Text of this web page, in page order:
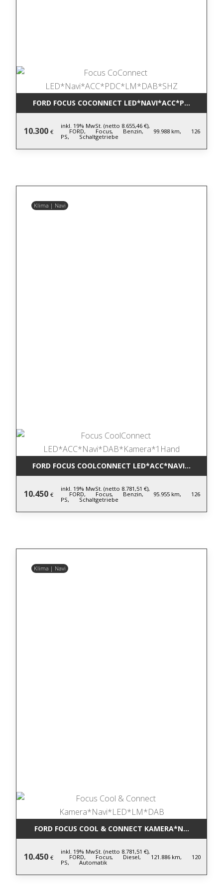
FORD FOCUS COCONNECT
10.300 €
inkl. 19% MwSt. (netto 8.655,46 €),
FORD, Focus, Benzin, 99.988 km, 126
PS, Schaltgetriebe
Klima | Navi
FORD FOCUS COOLCONNECT
10.450 €
inkl. 19% MwSt. (netto 8.781,51 €),
FORD, Focus, Benzin, 95.955 km, 126
PS, Schaltgetriebe
Klima | Navi
FORD FOCUS COOL & CONNECT
10.450 €
inkl. 19% MwSt. (netto 8.781,51 €),
FORD, Focus, Diesel, 121.886 km, 120
PS, Automatik